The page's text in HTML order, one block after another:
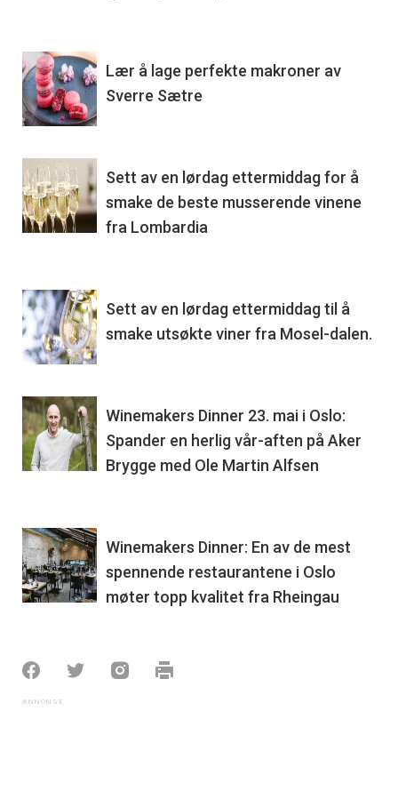
Lær å lage perfekte makroner av
Sverre Sætre
Sett av en lørdag ettermiddag for å
smake de beste musserende vinene
fra Lombardia
Sett av en lørdag ettermiddag til å
smake utsøkte viner fra Mosel-dalen.
Winemakers Dinner 23. mai i Oslo:
Spander en herlig vår-aften på Aker
Brygge med Ole Martin Alfsen
Winemakers Dinner: En av de mest
spennende restaurantene i Oslo
møter topp kvalitet fra Rheingau